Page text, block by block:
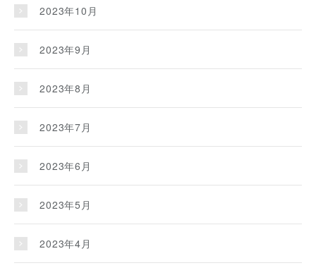
2023年10月
2023年9月
2023年8月
2023年7月
2023年6月
2023年5月
2023年4月